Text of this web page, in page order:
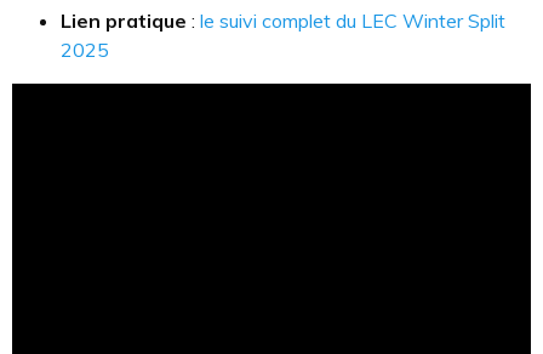
Lien pratique : le suivi complet du LEC Winter Split
2025